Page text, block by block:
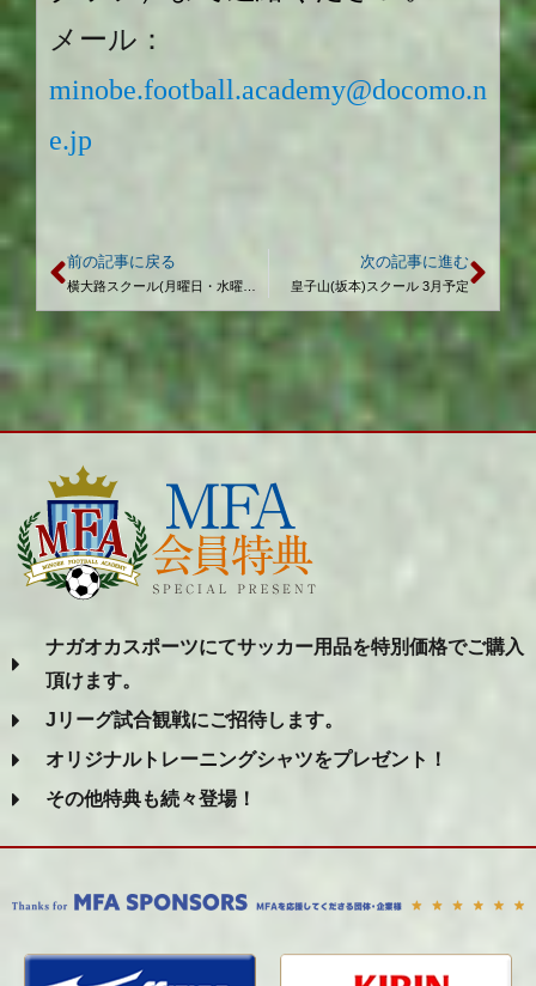
メール：
minobe.football.academy@docomo.n
e.jp
前の記事に戻る 次の記事に進む
皇子山(坂本)スクール 3月予定
ナガオカスポーツにてサッカー用品を特別価格でご購入
頂けます。
Jリーグ試合観戦にご招待します。
オリジナルトレーニングシャツをプレゼント！
その他特典も続々登場！